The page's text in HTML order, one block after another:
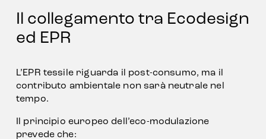
Il collegamento tra Ecodesign
ed EPR
L’EPR tessile riguarda il post-consumo, ma il
contributo ambientale non sarà neutrale nel
tempo.
Il principio europeo dell’eco-modulazione
prevede che: